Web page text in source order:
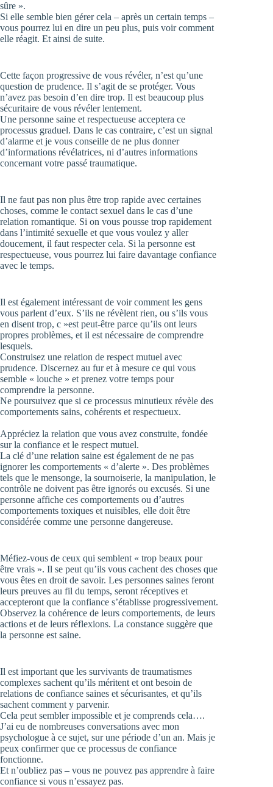
sûre ».
Si elle semble bien gérer cela – après un certain temps –
vous pourrez lui en dire un peu plus, puis voir comment
elle réagit. Et ainsi de suite.
Cette façon progressive de vous révéler, n’est qu’une
question de prudence. Il s’agit de se protéger. Vous
n’avez pas besoin d’en dire trop. Il est beaucoup plus
sécuritaire de vous révéler lentement.
Une personne saine et respectueuse acceptera ce
processus graduel. Dans le cas contraire, c’est un signal
d’alarme et je vous conseille de ne plus donner
d’informations révélatrices, ni d’autres informations
concernant votre passé traumatique.
Il ne faut pas non plus être trop rapide avec certaines
choses, comme le contact sexuel dans le cas d’une
relation romantique. Si on vous pousse trop rapidement
dans l’intimité sexuelle et que vous voulez y aller
doucement, il faut respecter cela. Si la personne est
respectueuse, vous pourrez lui faire davantage confiance
avec le temps.
Il est également intéressant de voir comment les gens
vous parlent d’eux. S’ils ne révèlent rien, ou s’ils vous
en disent trop, c »est peut-être parce qu’ils ont leurs
propres problèmes, et il est nécessaire de comprendre
lesquels.
Construisez une relation de respect mutuel avec
prudence. Discernez au fur et à mesure ce qui vous
semble « louche » et prenez votre temps pour
comprendre la personne.
Ne poursuivez que si ce processus minutieux révèle des
comportements sains, cohérents et respectueux.
Appréciez la relation que vous avez construite, fondée
sur la confiance et le respect mutuel.
La clé d’une relation saine est également de ne pas
ignorer les comportements « d’alerte ». Des problèmes
tels que le mensonge, la sournoiserie, la manipulation, le
contrôle ne doivent pas être ignorés ou excusés. Si une
personne affiche ces comportements ou d’autres
comportements toxiques et nuisibles, elle doit être
considérée comme une personne dangereuse.
Méfiez-vous de ceux qui semblent « trop beaux pour
être vrais ». Il se peut qu’ils vous cachent des choses que
vous êtes en droit de savoir. Les personnes saines feront
leurs preuves au fil du temps, seront réceptives et
accepteront que la confiance s’établisse progressivement.
Observez la cohérence de leurs comportements, de leurs
actions et de leurs réflexions. La constance suggère que
la personne est saine.
Il est important que les survivants de traumatismes
complexes sachent qu’ils méritent et ont besoin de
relations de confiance saines et sécurisantes, et qu’ils
sachent comment y parvenir.
Cela peut sembler impossible et je comprends cela….
J’ai eu de nombreuses conversations avec mon
psychologue à ce sujet, sur une période d’un an. Mais je
peux confirmer que ce processus de confiance
fonctionne.
Et n’oubliez pas – vous ne pouvez pas apprendre à faire
confiance si vous n’essayez pas.